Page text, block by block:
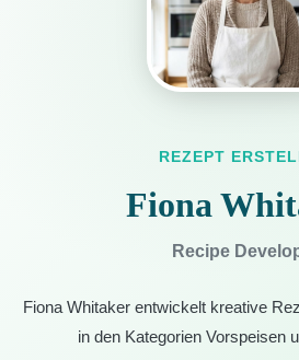
REZEPT
Fiona
Recipe
Fiona Whitaker entwickelt kreative
in den Kategorien Vorspeisen